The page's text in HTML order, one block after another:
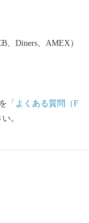
、Diners、AMEX）
「よくある質問（F
。